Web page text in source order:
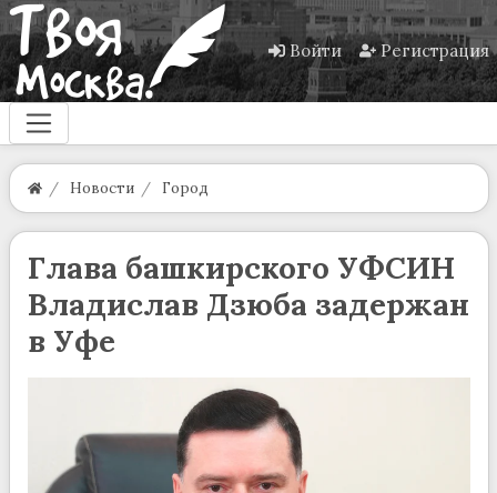
Войти Регистрация
Новости Город
Глава башкирского УФСИН
Владислав Дзюба задержан
в Уфе